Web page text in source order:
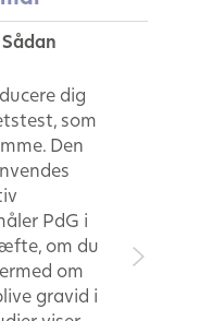
dig
som
Den
PdG i
om du
om
gravid i